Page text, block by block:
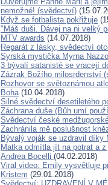
nemožné! (svědectví)
Když se fotbalista pokřižuje
"Máš duši. Dávej na ni velký
MTV awards (14.07.2018)
Reparát z lásky, svědectví
Syrská mystička Myrna
3 bývalí satanisté se vracejí
Zázrak Božího milosrdenství
Rozhovor se světoznámou
Boha(10.04.2018)
Silné svědectví desetiletého
Záchrana duše (Bůh umí
Svědectví české
Zachránila mě poslušnost
Bývalý voják se uzdravil díky
Matka odmítla jít na potrat a
Andrea Bocelli (04.02.2018)
Viral video: Emily vysvětluje
Kristem (29.01.2018)